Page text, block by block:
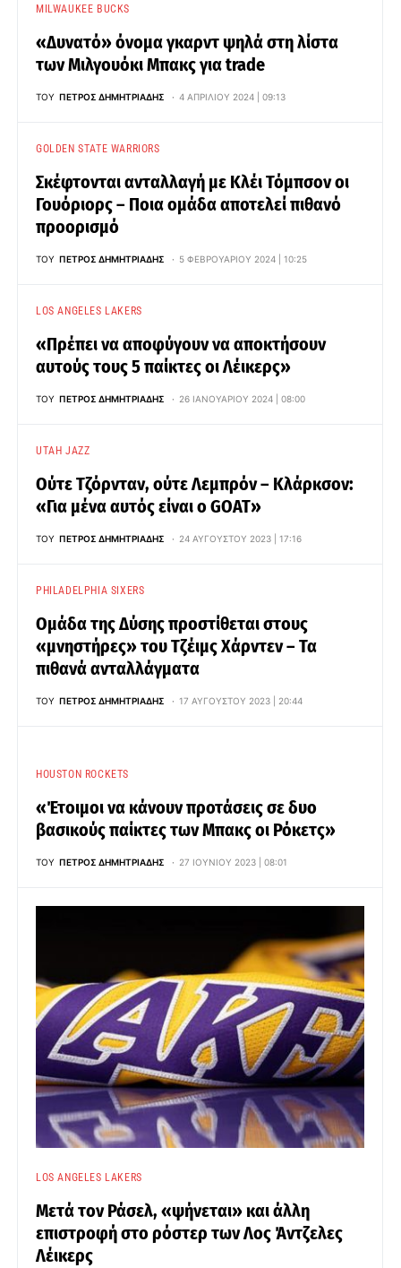
MILWAUKEE BUCKS
«Δυνατό» όνομα γκαρντ ψηλά στη λίστα
των Μιλγουόκι Μπακς για trade
ΤΟΥ ΠΈΤΡΟΣ ΔΗΜΗΤΡΙΆΔΗΣ 4 ΑΠΡΙΛΊΟΥ 2024 | 09:13
GOLDEN STATE WARRIORS
Σκέφτονται ανταλλαγή με Κλέι Τόμπσον οι
Γουόριορς – Ποια ομάδα αποτελεί πιθανό
προορισμό
ΤΟΥ ΠΈΤΡΟΣ ΔΗΜΗΤΡΙΆΔΗΣ 5 ΦΕΒΡΟΥΑΡΊΟΥ 2024 | 10:25
LOS ANGELES LAKERS
«Πρέπει να αποφύγουν να αποκτήσουν
αυτούς τους 5 παίκτες οι Λέικερς»
ΤΟΥ ΠΈΤΡΟΣ ΔΗΜΗΤΡΙΆΔΗΣ 26 ΙΑΝΟΥΑΡΊΟΥ 2024 | 08:00
UTAH JAZZ
Ούτε Τζόρνταν, ούτε Λεμπρόν – Κλάρκσον:
«Για μένα αυτός είναι ο GOAT»
ΤΟΥ ΠΈΤΡΟΣ ΔΗΜΗΤΡΙΆΔΗΣ 24 ΑΥΓΟΎΣΤΟΥ 2023 | 17:16
PHILADELPHIA SIXERS
Ομάδα της Δύσης προστίθεται στους
«μνηστήρες» του Τζέιμς Χάρντεν – Τα
πιθανά ανταλλάγματα
ΤΟΥ ΠΈΤΡΟΣ ΔΗΜΗΤΡΙΆΔΗΣ 17 ΑΥΓΟΎΣΤΟΥ 2023 | 20:44
HOUSTON ROCKETS
«Έτοιμοι να κάνουν προτάσεις σε δυο
βασικούς παίκτες των Μπακς οι Ρόκετς»
ΤΟΥ ΠΈΤΡΟΣ ΔΗΜΗΤΡΙΆΔΗΣ 27 ΙΟΥΝΊΟΥ 2023 | 08:01
LOS ANGELES LAKERS
Μετά τον Ράσελ, «ψήνεται» και άλλη
επιστροφή στο ρόστερ των Λος Άντζελες
Λέικερς